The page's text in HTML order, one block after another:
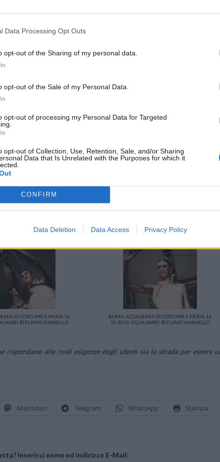
Data Processing Opt Outs
opt-out of the Sharing of my personal data.
opt-out of the Sale of my Personal Data.
opt-out of processing my Personal Data for Targeted
opt-out of Collection, Use, Retention, Sale, and/or Sharing
Data that Is Unrelated with the Purposes for which it
CONFIRM
Data Deletion Data Access Privacy Policy
e opinion leader insieme a partner del mondo della moda e
cinese occupa ormai a pieno titolo.
Mate S per dialogare con i nostri fan ed emozionarli”
Business Group.
DI COSTUME E MODA 16
ROMA, ACCADEMIA DI COSTUME E MODA 16
DI COSTUME E MODA 16
© FLAVIO IANNIELLO
ROMA, ACCADEMIA DI COSTUME E MODA 16
10 2015. GQ HUAWEI. © FLAVIO IANNIELLO
rispondano alle reali esigenze degli utenti sia la strada per essere
Mastodon Telegram WhatsApp Stampa
Inserisci nome ed indirizzo E-Mail: